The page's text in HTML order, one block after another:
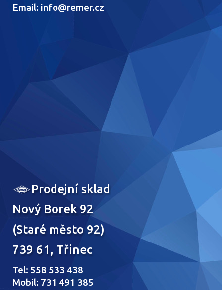
Email: info@remer.cz
Prodejní sklad
Nový Borek 92
(Staré město 92)
739 61, Třinec
Tel: 558 533 438
Mobil: 731 491 385